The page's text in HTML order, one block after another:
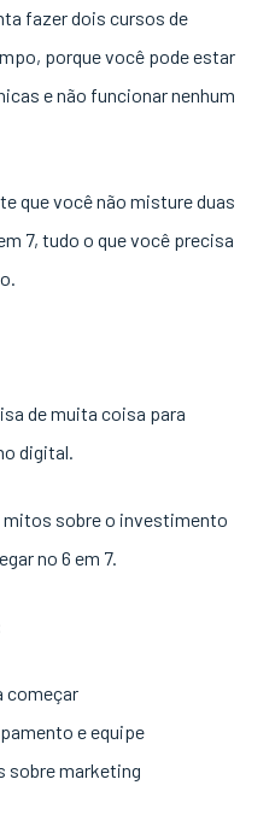
fazer dois cursos de
porque você pode estar
e não funcionar nenhum
que você não misture duas
7, tudo o que você precisa
de muita coisa para
digital.
sobre o investimento
no 6 em 7.
começar
e equipe
sobre marketing